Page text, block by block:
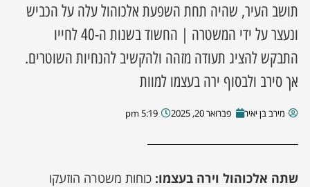
מקומית
עסקים
תושב העיר, שהיה תחת השפעת אלכוהול עלה על הכביש
ונעצר על ידי המשטרה | החשוד בשנות ה-40 לחייו
התבקש להציג תעודה מזהה ולהקשיב להנחיות השוטרים.
אך סירב ולבסוף ירה בעצמו למוות
מירב בן יאיר פברואר 20, 2025 5:19 pm
שתה אלכוהול וירה בעצמו: כוחות משטרה הוזעקו